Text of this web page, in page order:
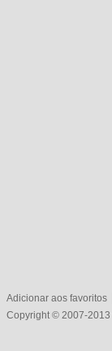
Adicionar aos favoritos
Copyright © 2007-2013